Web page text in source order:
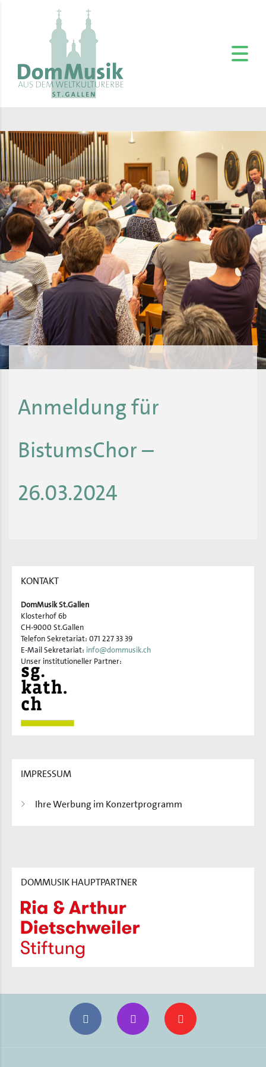
Anmeldung für
BistumsChor –
26.03.2024
KONTAKT
DomMusik St.Gallen
Klosterhof 6b
CH-9000 St.Gallen
Telefon Sekretariat: 071 227 33 39
E-Mail Sekretariat: info@dommusik.ch
Unser institutioneller Partner:
IMPRESSUM
Ihre Werbung im Konzertprogramm
DOMMUSIK HAUPTPARTNER